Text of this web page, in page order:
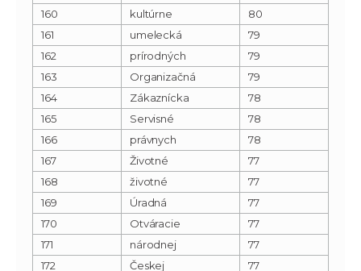
160
kultúrne
80
161
umelecká
79
162
prírodných
79
163
Organizačná
79
164
Zákaznícka
78
165
Servisné
78
166
právnych
78
167
Životné
77
168
životné
77
169
Úradná
77
170
Otváracie
77
171
národnej
77
172
Českej
77